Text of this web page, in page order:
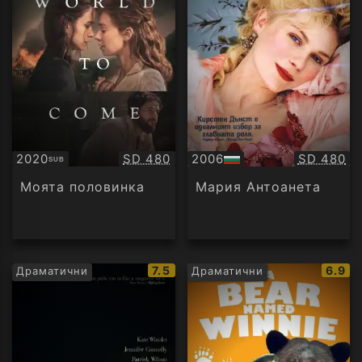
2020SUB
Субтитри Качество:
SD 480
Моята половинка
2006
БГ
аудио
SD 480
Мария Антоанета
Драматични
IMDb
рейтинг:
7.5 Драматични
IMDb
6.9